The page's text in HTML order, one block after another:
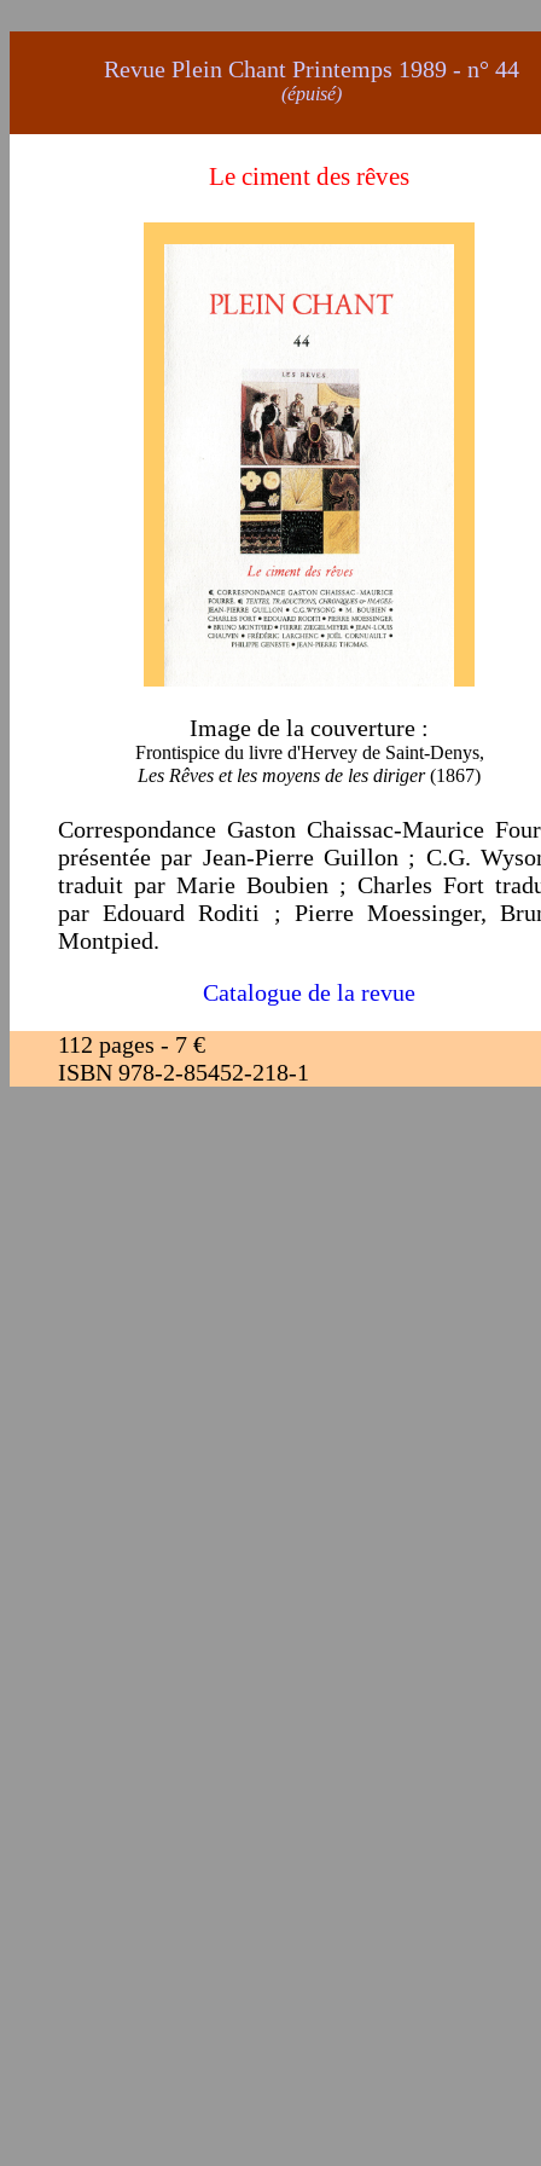
Revue Plein Chant Printemps 1989 - n° 44
(épuisé)
Le ciment des rêves
Image de la couverture :
Frontispice du livre d'Hervey de Saint-Denys,
Les Rêves et les moyens de les diriger(1867)
Correspondance Gaston Chaissac-Maurice
présentée par Jean-Pierre Guillon ; C.G.
traduit par Marie Boubien ; Charles Fort
par Edouard Roditi ; Pierre Moessinger,
Montpied.
Catalogue de la revue
112 pages - 7 €
ISBN 978-2-85452-218-1